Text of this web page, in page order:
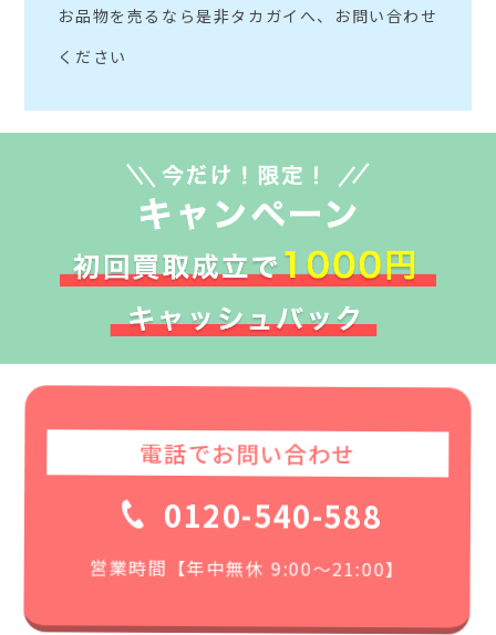
お品物を売るなら是非タカガイへ、お問い合わせ
ください
電話でお問い合わせ
0120-540-588
営業時間【年中無休 9:00〜21:00】